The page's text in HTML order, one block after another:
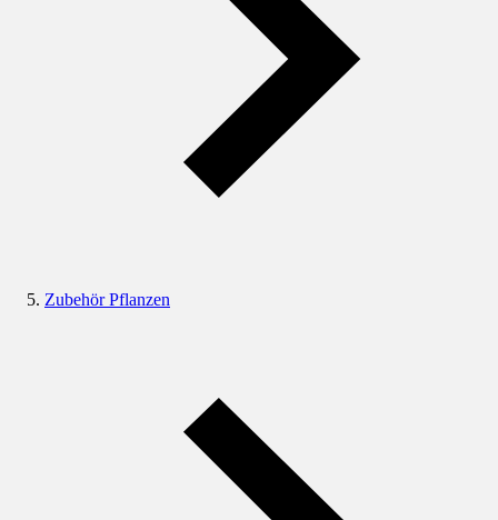
Zubehör Pflanzen